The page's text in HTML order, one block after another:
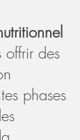
des
phases